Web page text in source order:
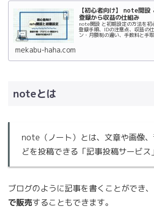
【初心者向け】 note開設
登録から収益の仕組み
note開設 と初期設定の方法を初
登録手順、IDの注意点、収益の
ン・月額制の違い、手数料と手
mekabu-haha.com
noteとは
note（ノート）とは、文章や画像
どを投稿できる「記事投稿サービス
ブログのように記事を書くことができ
で販売することもできます。